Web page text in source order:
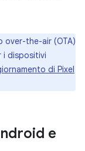
over-the-air (OTA)
i dispositivi
di Pixel
e